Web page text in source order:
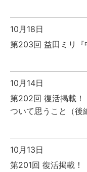
10月18日
第203回 益田ミリ『
10月14日
第202回 復活掲載
ついて思うこと（後
10月13日
第201回 復活掲載